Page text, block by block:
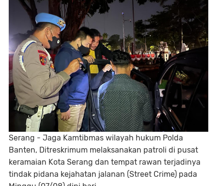
Serang - Jaga Kamtibmas wilayah hukum Polda
Banten, Ditreskrimum melaksanakan patroli di pusat
keramaian Kota Serang dan tempat rawan terjadinya
tindak pidana kejahatan jalanan (Street Crime) pada